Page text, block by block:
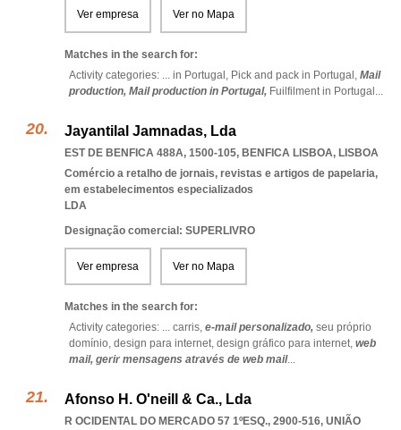
Ver empresa Ver no Mapa
Matches in the search for:
Activity categories: ... in Portugal, Pick and pack in Portugal, Mail
production, Mail production in Portugal, Fuilfilment in Portugal ...
Jayantilal Jamnadas, Lda
EST DE BENFICA 488A, 1500-105, BENFICA LISBOA, LISBOA
Comércio a retalho de jornais, revistas e artigos de papelaria,
em estabelecimentos especializados
LDA
Designação comercial: SUPERLIVRO
Ver empresa Ver no Mapa
Matches in the search for:
Activity categories: ... carris, e-mail personalizado, seu próprio
domínio, design para internet, design gráfico para internet, web
mail, gerir mensagens através de web mail...
Afonso H. O'neill & Ca., Lda
R OCIDENTAL DO MERCADO 57 1ºESQ., 2900-516, UNIÃO